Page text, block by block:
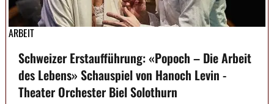
ARBEIT
Schweizer Erstaufführung: «Popoch – Die Arbeit
des Lebens» Schauspiel von Hanoch Levin -
Theater Orchester Biel Solothurn